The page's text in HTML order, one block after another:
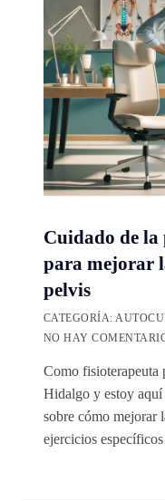
Cuidado de
para mejorar
pelvis
CATEGORÍA:
NO HAY
Como fisioterapeuta
Hidalgo y estoy
sobre cómo mejorar
ejercicios